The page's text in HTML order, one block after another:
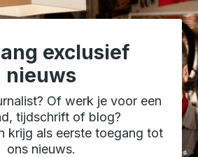
exclusief
nieuws
Of werk je voor een
tijdschrift of blog?
krijg als eerste toegang tot
ons nieuws.